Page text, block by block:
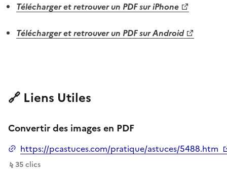
Télécharger et retrouver un PDF sur iPhone
Télécharger et retrouver un PDF sur Android
🔗 Liens Utiles
Convertir des images en PDF
https://pcastuces.com/pratique/astuces/5488.htm
Ouverture dans un nouvel onglet
35clics
sur ce lien